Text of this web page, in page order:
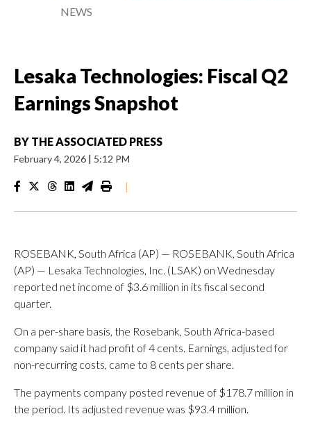
NEWS
Lesaka Technologies: Fiscal Q2
Earnings Snapshot
BY THE ASSOCIATED PRESS
February 4, 2026 | 5:12 PM
|
ROSEBANK, South Africa (AP) — ROSEBANK, South Africa
(AP) — Lesaka Technologies, Inc. (LSAK) on Wednesday
reported net income of $3.6 million in its fiscal second
quarter.
On a per-share basis, the Rosebank, South Africa-based
company said it had profit of 4 cents. Earnings, adjusted for
non-recurring costs, came to 8 cents per share.
The payments company posted revenue of $178.7 million in
the period. Its adjusted revenue was $93.4 million.